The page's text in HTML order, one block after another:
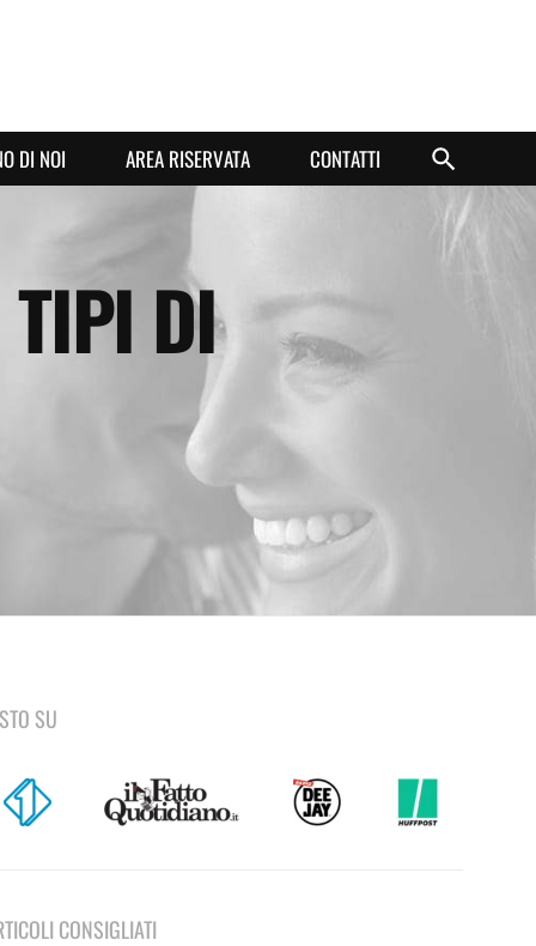
DI NOI AREA RISERVATA CONTATTI
TIPI DI
SU
CONSIGLIATI